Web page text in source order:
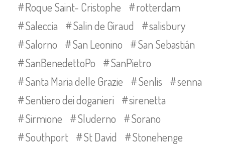
Roque Saint- Cristophe
rotterdam
Saleccia
Salin de Giraud
salisbury
Salorno
San Leonino
San Sebastián
SanBenedettoPo
SanPietro
Santa Maria delle Grazie
Senlis
senna
Sentiero dei doganieri
sirenetta
Sirmione
Sluderno
Sorano
Southport
St David
Stonehenge